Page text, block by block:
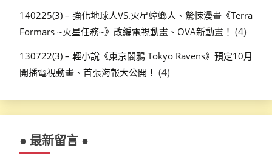
140225(3) – 強化地球人VS.火星蟑螂人、驚悚漫畫《Terra
Formars ~火星任務~》改編電視動畫、OVA新動畫！ (4)
130722(3) – 輕小說《東京闇鴉 Tokyo Ravens》預定10月
開播電視動畫、首張海報大公開！ (4)
● 最新留言 ●